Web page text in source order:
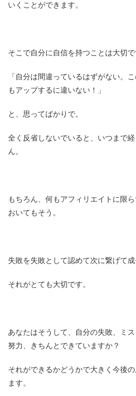
いくことができます。
そこで自分に自信を持つことは大切で
「自分は間違っているはずがない。
もアップするに違いない！」
と、思ってばかりで。
全く反省しないでいると、いつまで
ん。
もちろん、何もアフィリエイトに限
おいてもそう。
失敗を失敗として認めて次に繋げて成
それがとても大切です。
あなたはそうして、自分の失敗、ミ
努力、きちんとできていますか？
それができるかどうかで大きく今後
ます。